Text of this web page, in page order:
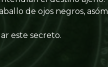
de ojos negros,
este secreto.